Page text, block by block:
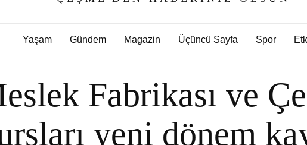
Yaşam Gündem Magazin Üçüncü Sayfa Spor
Fabrikası ve
yeni dönem